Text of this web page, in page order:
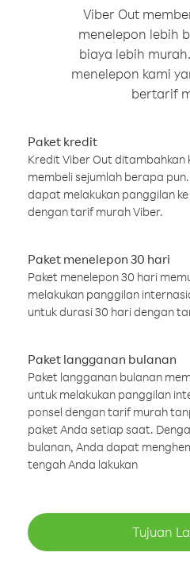
Viber Out
menelepon lebih
biaya lebih
menelepon kami
bertarif
Paket kredit
Kredit Viber Out ditambahkan
membeli sejumlah berapa
dapat melakukan panggilan
dengan tarif murah Viber.
Paket menelepon 30 hari
Paket menelepon 30 hari
melakukan panggilan
untuk durasi 30 hari dengan
Paket langganan bulanan
Paket langganan bulanan
untuk melakukan panggilan
ponsel dengan tarif murah
paket Anda setiap saat.
bulanan, Anda dapat
tengah Anda lakukan
Tujuan